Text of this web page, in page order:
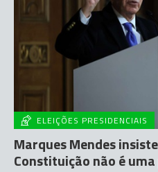
ELEIÇÕES PRESIDENCIAIS
Marques Mendes
Constituição não é